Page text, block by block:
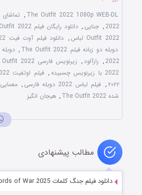
The Outfit 2022 1080p WEB-DL
,
2022
, جنایی , دانلود رایگان فیلم The Outfit 2022
Outfit 2022 لباس
, دانلود فیلم آوت فیت The Outfit 2022
دوبله دو زبانه فیلم The Outfit 2022
,
2022
, رازآلود , زیرنویس فارسی The Outfit 2022
2022 با زیرنویس چسبیده
, فیلم اوتفیت 2022
۲۰۲۲ , فیلم لباس 2022 دوبله فارسی , معمایی
شده The Outfit 2022
, هیجان انگیز
مطالب پیشنهادی
دانلود فیلم جنگ کلمات Words of War 2025